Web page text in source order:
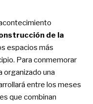
de la
espacios más
Para conmemorar
organizado una
entre los meses
que combinan